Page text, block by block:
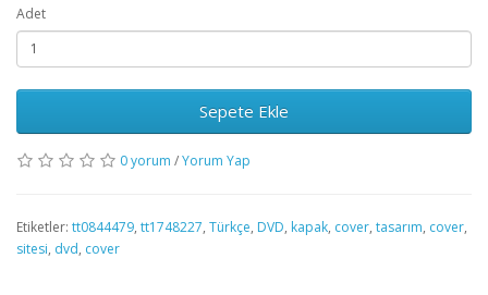
Adet
Sepete Ekle
0 yorum /Yorum Yap
Etiketler: tt0844479, tt1748227, Türkçe, DVD, kapak, cover, tasarım, cover,
sitesi, dvd, cover